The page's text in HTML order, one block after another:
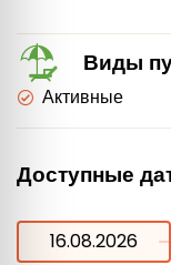
Виды
Активные
Доступные
16.08.2026